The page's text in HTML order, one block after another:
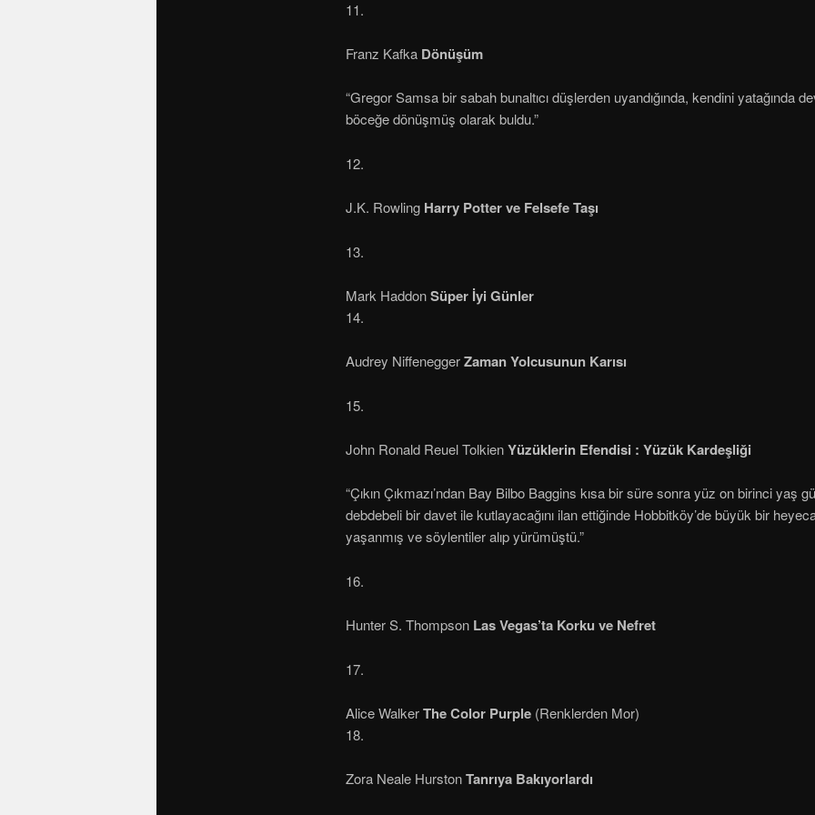
11.
Franz Kafka Dönüşüm
“Gregor Samsa bir sabah bunaltıcı düşlerden uyandığında, kendini yatağında
böceğe dönüşmüş olarak buldu.”
12.
J.K. Rowling Harry Potter ve Felsefe Taşı
13.
Mark HaddonSüper İyi Günler
14.
Audrey NiffeneggerZaman Yolcusunun Karısı
15.
John Ronald Reuel TolkienYüzüklerin Efendisi : Yüzük Kardeşliği
“Çıkın Çıkmazı’ndan Bay Bilbo Baggins kısa bir süre sonra yüz on birinci yaş
debdebeli bir davet ile kutlayacağını ilan ettiğinde Hobbitköy’de büyük bir
yaşanmış ve söylentiler alıp yürümüştü.”
16.
Hunter S. Thompson Las Vegas’ta Korku ve Nefret
17.
Alice WalkerThe Color Purple(Renklerden Mor)
18.
Zora Neale HurstonTanrıya Bakıyorlardı